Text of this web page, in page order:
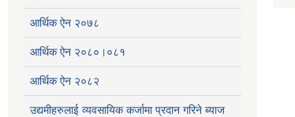
आर्थिक ऐन २०७८
आर्थिक ऐन २०८०।०८१
आर्थिक ऐन २०८२
उद्यमीहरुलाई व्यवसायिक कर्जामा प्रदान गरिने ब्याज